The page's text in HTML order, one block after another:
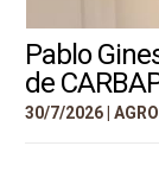
Pablo
de
30/7/2026 | AGRO